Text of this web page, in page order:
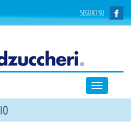
SEGUICI SU
Toggle
navigation